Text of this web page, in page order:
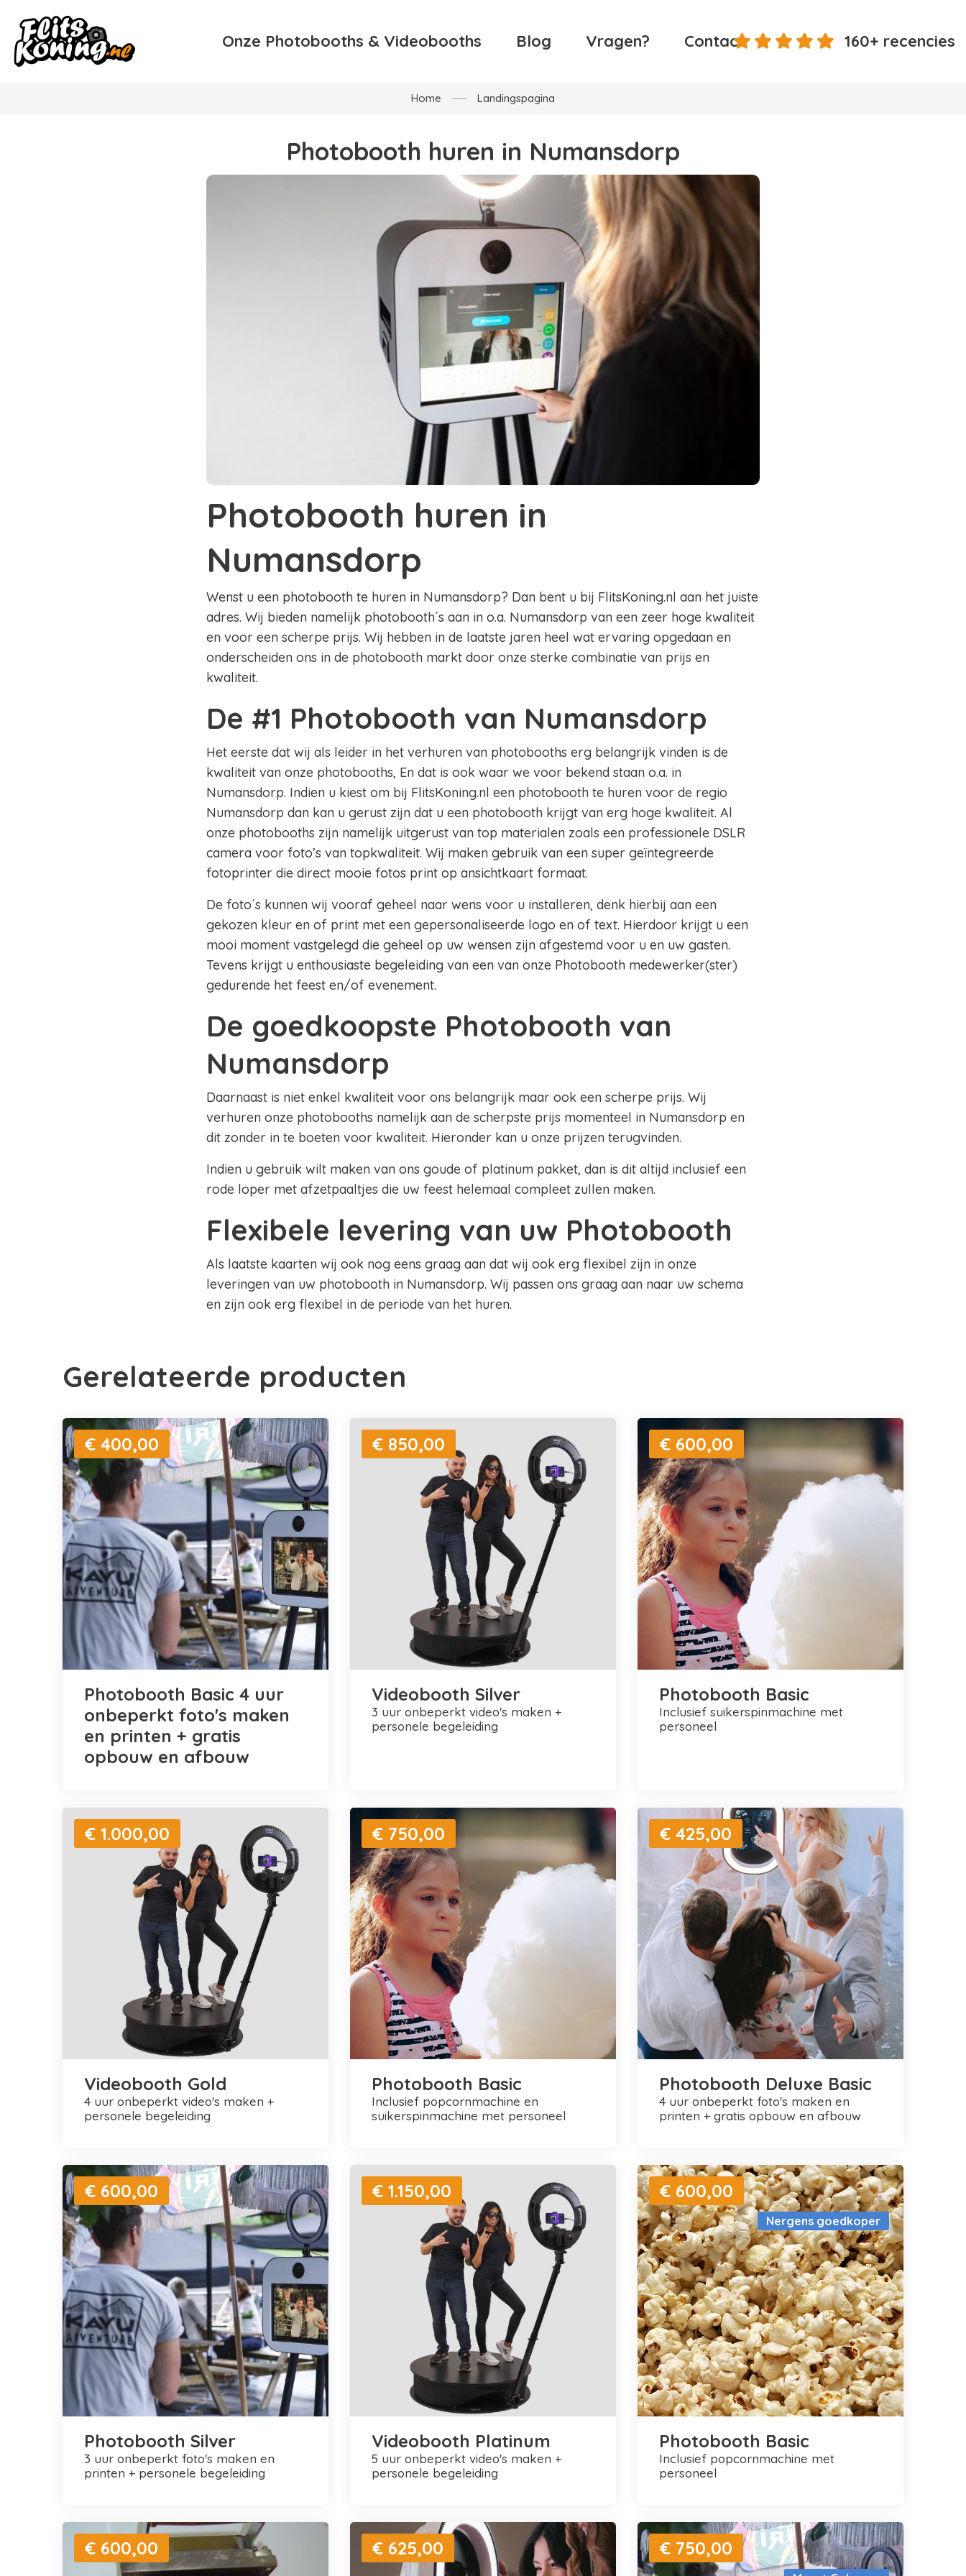
Onze Photobooths & Videobooths Blog Vragen? Contact 160+ recencies
Home Landingspagina
Photobooth huren in Numansdorp
Photobooth huren in
Numansdorp
Wenst u een photobooth te huren in Numansdorp? Dan bent u bij FlitsKoning.nl aan het juiste
adres. Wij bieden namelijk photobooth´s aan in o.a. Numansdorp van een zeer hoge kwaliteit
en voor een scherpe prijs. Wij hebben in de laatste jaren heel wat ervaring opgedaan en
onderscheiden ons in de photobooth markt door onze sterke combinatie van prijs en
kwaliteit.
De #1 Photobooth van Numansdorp
Het eerste dat wij als leider in het verhuren van photobooths erg belangrijk vinden is de
kwaliteit van onze photobooths, En dat is ook waar we voor bekend staan o.a. in
Numansdorp. Indien u kiest om bij FlitsKoning.nl een photobooth te huren voor de regio
Numansdorp dan kan u gerust zijn dat u een photobooth krijgt van erg hoge kwaliteit. Al
onze photobooths zijn namelijk uitgerust van top materialen zoals een professionele DSLR
camera voor foto’s van topkwaliteit. Wij maken gebruik van een super geïntegreerde
fotoprinter die direct mooie fotos print op ansichtkaart formaat.
De foto´s kunnen wij vooraf geheel naar wens voor u installeren, denk hierbij aan een
gekozen kleur en of print met een gepersonaliseerde logo en of text. Hierdoor krijgt u een
mooi moment vastgelegd die geheel op uw wensen zijn afgestemd voor u en uw gasten.
Tevens krijgt u enthousiaste begeleiding van een van onze Photobooth medewerker(ster)
gedurende het feest en/of evenement.
De goedkoopste Photobooth van
Numansdorp
Daarnaast is niet enkel kwaliteit voor ons belangrijk maar ook een scherpe prijs. Wij
verhuren onze photobooths namelijk aan de scherpste prijs momenteel in Numansdorp en
dit zonder in te boeten voor kwaliteit. Hieronder kan u onze prijzen terugvinden.
Indien u gebruik wilt maken van ons goude of platinum pakket, dan is dit altijd inclusief een
rode loper met afzetpaaltjes die uw feest helemaal compleet zullen maken.
Flexibele levering van uw Photobooth
Als laatste kaarten wij ook nog eens graag aan dat wij ook erg flexibel zijn in onze
leveringen van uw photobooth in Numansdorp. Wij passen ons graag aan naar uw schema
en zijn ook erg flexibel in de periode van het huren.
Gerelateerde producten
€ 400,00
Photobooth Basic 4 uur
onbeperkt foto's maken
en printen + gratis
opbouw en afbouw
€ 850,00
Videobooth Silver
3 uur onbeperkt video's maken +
personele begeleiding
€ 600,00
Photobooth Basic
inclusief suikerspinmachine met
personeel
€ 1.000,00
Videobooth Gold
4 uur onbeperkt video's maken +
personele begeleiding
€ 750,00
Photobooth Basic
inclusief popcornmachine en
suikerspinmachine met personeel
€ 425,00
Photobooth Deluxe Basic
4 uur onbeperkt foto's maken en
printen + gratis opbouw en afbouw
€ 600,00
Photobooth Silver
3 uur onbeperkt foto's maken en
printen + personele begeleiding
€ 1.150,00
Videobooth Platinum
5 uur onbeperkt video's maken +
personele begeleiding
Nergens goedkoper
€ 600,00
Photobooth Basic
inclusief popcornmachine met
personeel
€ 600,00 € 625,00 € 750,00